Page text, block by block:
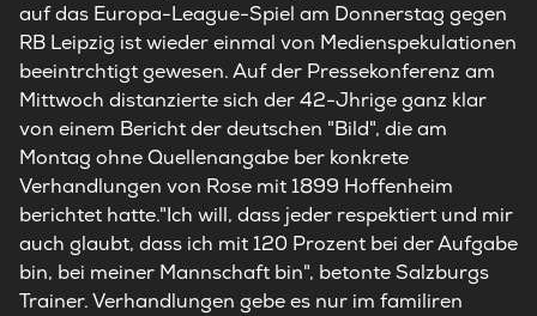
auf das Europa-League-Spiel am Donnerstag gegen
RB Leipzig ist wieder einmal von Medienspekulationen
beeintrchtigt gewesen. Auf der Pressekonferenz am
Mittwoch distanzierte sich der 42-Jhrige ganz klar
von einem Bericht der deutschen "Bild", die am
Montag ohne Quellenangabe ber konkrete
Verhandlungen von Rose mit 1899 Hoffenheim
berichtet hatte."Ich will, dass jeder respektiert und mir
auch glaubt, dass ich mit 120 Prozent bei der Aufgabe
bin, bei meiner Mannschaft bin", betonte Salzburgs
Trainer. Verhandlungen gebe es nur im familiren